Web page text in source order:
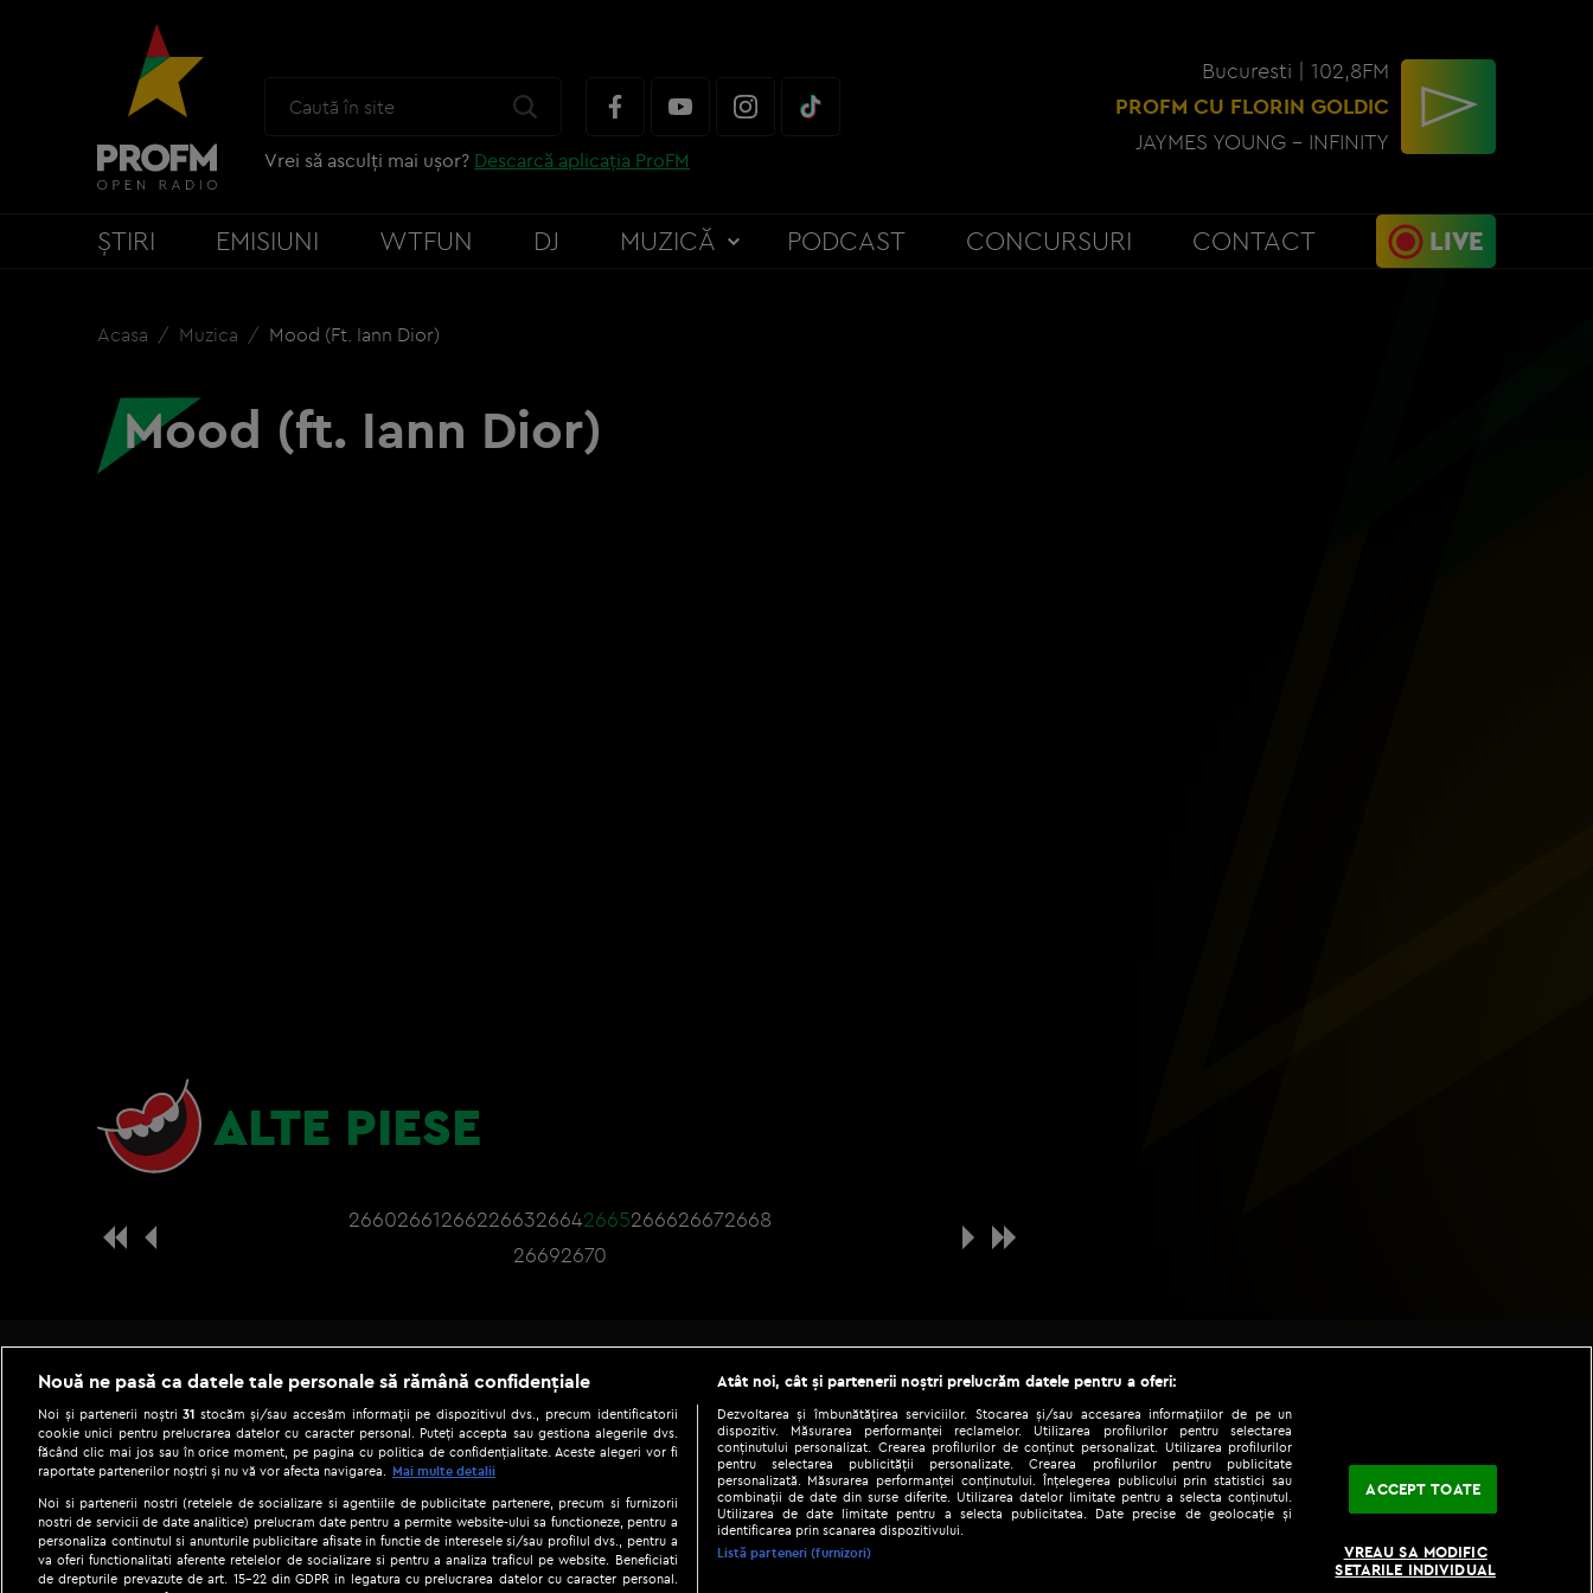
Vrei să asculți mai ușor? Descarcă aplicația ProFM
Bucuresti | 102,8FM
PROFM CU FLORIN GOLDIC
JAYMES YOUNG - INFINITY
ȘTIRI EMISIUNI WTFUN DJ MUZICĂ PODCAST CONCURSURI CONTACT LIVE
Acasa Muzica Mood (ft. Iann Dior)
Mood (ft. Iann Dior)
ALTE PIESE
266026612662266326642665266626672668
26692670
Be social
Copyright © 2026 / DIGI ROMANIA S.A.
Gestionați preferințele|Termeni și condiții|Politica de confidențialitate|
Nouă ne pasă ca datele tale personale să rămână confidențiale
Noi și partenerii noștri31 stocăm și/sau accesăm informații pe dispozitivul dvs., precum identificatorii
cookie unici pentru prelucrarea datelor cu caracter personal. Puteți accepta sau gestiona alegerile dvs.
făcând clic mai jos sau în orice moment, pe pagina cu politica de confidențialitate. Aceste alegeri vor fi
raportate partenerilor noștri și nu vă vor afecta navigarea.
Mai multe detalii
Noi si partenerii nostri (retelele de socializare si agentiile de publicitate partenere, precum si furnizorii
nostri de servicii de date analitice) prelucram date pentru a permite website-ului sa functioneze, pentru a
personaliza continutul si anunturile publicitare afisate in functie de interesele si/sau profilul dvs., pentru a
va oferi functionalitati aferente retelelor de socializare si pentru a analiza traficul pe website. Beneficiati
de drepturile prevazute de art. 15-22 din GDPR in legatura cu prelucrarea datelor cu caracter personal.
Atât noi, cât și partenerii noștri prelucrăm datele pentru a oferi:
Dezvoltarea și îmbunătățirea serviciilor. Stocarea și/sau accesarea informațiilor de pe un
dispozitiv. Măsurarea performanței reclamelor. Utilizarea profilurilor pentru selectarea
conținutului personalizat. Crearea profilurilor de conținut personalizat. Utilizarea profilurilor
pentru selectarea publicității personalizate. Crearea profilurilor pentru publicitate
personalizată. Măsurarea performanței conținutului. Înțelegerea publicului prin statistici sau
combinații de date din surse diferite. Utilizarea datelor limitate pentru a selecta conținutul.
Utilizarea de date limitate pentru a selecta publicitatea. Date precise de geolocație și
identificarea prin scanarea dispozitivului.
Listă parteneri (furnizori)
ACCEPT TOATE
VREAU SA MODIFIC
SETARILE INDIVIDUAL